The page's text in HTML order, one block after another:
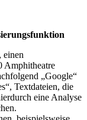
einen
Amphitheatre
„Google“
Textdateien, die
eine Analyse